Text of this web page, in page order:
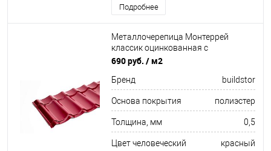
Подробнее
Металлочерепица Монтеррей
классик оцинкованная с
полимерным покрытием
690 руб. / м2
Бренд buildstor
Основа покрытия полиэстер
Толщина, мм 0,5
Цвет человеческий красный